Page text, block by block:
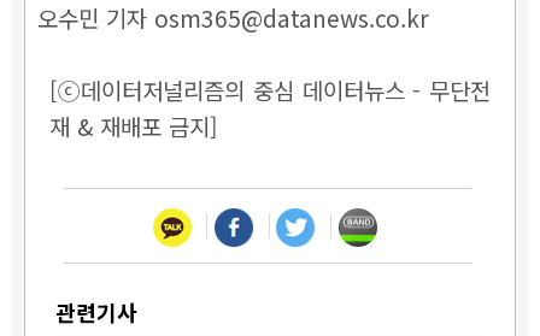
오수민 기자 osm365@datanews.co.kr
[ⓒ데이터저널리즘의 중심 데이터뉴스 - 무단전
재 & 재배포 금지]
관련기사